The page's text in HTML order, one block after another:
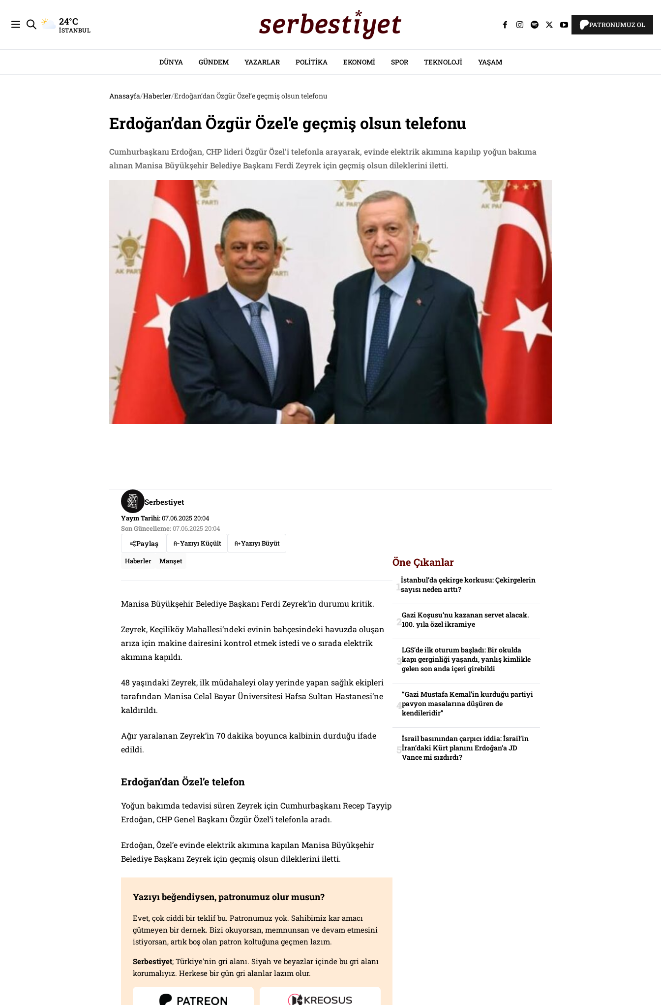
24°C
İSTANBUL
PATRONUMUZ OL
DÜNYA GÜNDEM YAZARLAR POLITIKA EKONOMI SPOR TEKNOLOJI YAŞAM
Anasayfa/Haberler/Erdoğan’dan Özgür Özel’e geçmiş olsun telefonu
Erdoğan’dan Özgür Özel’e geçmiş olsun telefonu
Cumhurbaşkanı Erdoğan, CHP lideri Özgür Özel'i telefonla arayarak, evinde elektrik akımına kapılıp yoğun bakıma
alınan Manisa Büyükşehir Belediye Başkanı Ferdi Zeyrek için geçmiş olsun dileklerini iletti.
Serbestiyet
Yayın Tarihi:07.06.2025 20:04
Son Güncelleme:07.06.2025 20:04
Paylaş Yazıyı Küçült
Yazıyı Büyüt
Haberler
Manşet
Manisa Büyükşehir Belediye Başkanı Ferdi Zeyrek’in durumu kritik.
Zeyrek, Keçiliköy Mahallesi’ndeki evinin bahçesindeki havuzda oluşan
arıza için makine dairesini kontrol etmek istedi ve o sırada elektrik
akımına kapıldı.
48 yaşındaki Zeyrek, ilk müdahaleyi olay yerinde yapan sağlık ekipleri
tarafından Manisa Celal Bayar Üniversitesi Hafsa Sultan Hastanesi’ne
kaldırıldı.
Ağır yaralanan Zeyrek’in 70 dakika boyunca kalbinin durduğu ifade
edildi.
Erdoğan’dan Özel’e telefon
Yoğun bakımda tedavisi süren Zeyrek için Cumhurbaşkanı Recep Tayyip
Erdoğan, CHP Genel Başkanı Özgür Özel’i telefonla aradı.
Erdoğan, Özel’e evinde elektrik akımına kapılan Manisa Büyükşehir
Belediye Başkanı Zeyrek için geçmiş olsun dileklerini iletti.
Yazıyı beğendiysen, patronumuz olur musun?
Evet, çok ciddi bir teklif bu. Patronumuz yok. Sahibimiz kar amacı
gütmeyen bir dernek. Bizi okuyorsan, memnunsan ve devam etmesini
istiyorsan, artık boş olan patron koltuğuna geçmen lazım.
Serbestiyet; Türkiye'nin gri alanı. Siyah ve beyazlar içinde bu gri alanı
korumalıyız. Herkese bir gün gri alanlar lazım olur.
Öne Çıkanlar
İstanbul’da çekirge korkusu: Çekirgelerin
sayısı neden arttı?
Gazi Koşusu’nu kazanan servet alacak.
100. yıla özel ikramiye
LGS’de ilk oturum başladı: Bir okulda
kapı gerginliği yaşandı, yanlış kimlikle
gelen son anda içeri girebildi
“Gazi Mustafa Kemal’in kurduğu partiyi
pavyon masalarına düşüren de
kendileridir”
İsrail basınından çarpıcı iddia: İsrail’in
İran’daki Kürt planını Erdoğan’a JD
Vance mi sızdırdı?